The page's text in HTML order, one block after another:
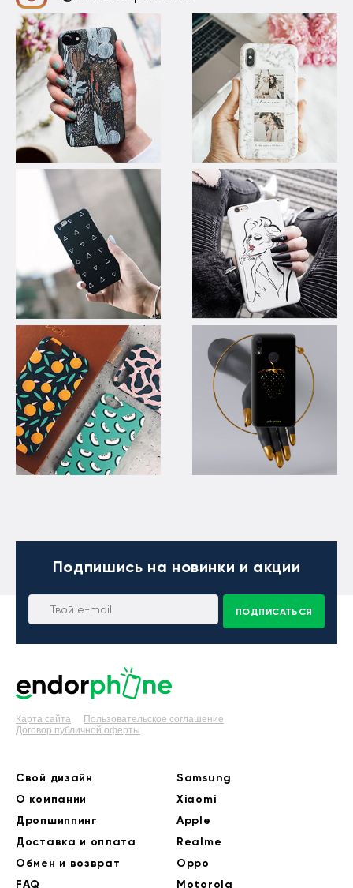
Подпишись на новинки и акции
ПОДПИСАТЬСЯ
Карта сайта
Пользовательское соглашение
Договор публичной оферты
Свой дизайн
О компании
Дропшиппинг
Доставка и оплата
Обмен и возврат
FAQ
Samsung
Xiaomi
Apple
Realme
Oppo
Motorola